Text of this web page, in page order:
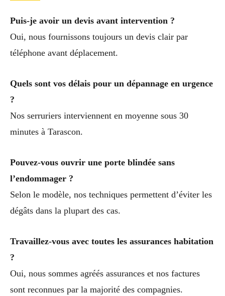
Puis-je avoir un devis avant intervention ?
Oui, nous fournissons toujours un devis clair par
téléphone avant déplacement.
Quels sont vos délais pour un dépannage en urgence
?
Nos serruriers interviennent en moyenne sous 30
minutes à Tarascon.
Pouvez-vous ouvrir une porte blindée sans
l’endommager ?
Selon le modèle, nos techniques permettent d’éviter les
dégâts dans la plupart des cas.
Travaillez-vous avec toutes les assurances habitation
?
Oui, nous sommes agréés assurances et nos factures
sont reconnues par la majorité des compagnies.